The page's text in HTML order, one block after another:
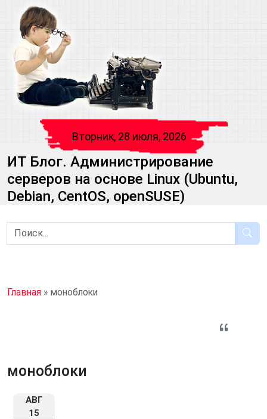
Вторник, 28 июля, 2026
ИТ Блог. Администрирование
серверов на основе Linux (Ubuntu,
Debian, CentOS, openSUSE)
Главная » моноблоки
моноблоки
АВГ
15